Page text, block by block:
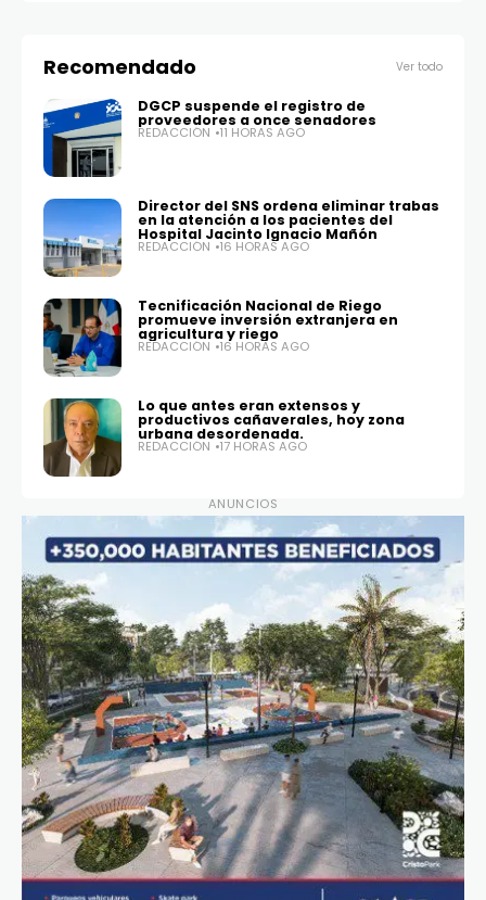
Recomendado Ver todo
DGCP suspende el registro de
proveedores a once senadores
REDACCIÓN 11 HORAS AGO
Director del SNS ordena eliminar trabas
en la atención a los pacientes del
Hospital Jacinto Ignacio Mañón
REDACCIÓN 16 HORAS AGO
Tecnificación Nacional de Riego
promueve inversión extranjera en
agricultura y riego
REDACCIÓN 16 HORAS AGO
Lo que antes eran extensos y
productivos cañaverales, hoy zona
urbana desordenada.
REDACCIÓN 17 HORAS AGO
ANUNCIOS